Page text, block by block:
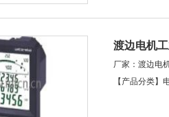
渡边电机
实时链路
厂家：渡边电
【产品分类】